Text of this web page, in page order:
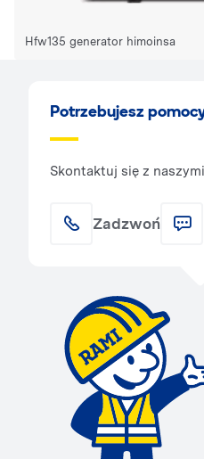
Hfw135 generator himoinsa
Potrzebujesz
Skontaktuj się z
Zadzwoń